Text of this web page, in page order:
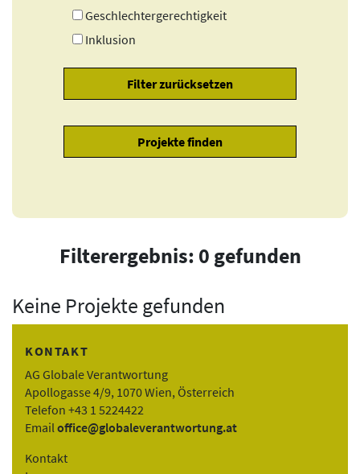
Geschlechtergerechtigkeit
Inklusion
Filterergebnis: 0 gefunden
Keine Projekte gefunden
KONTAKT
AG Globale Verantwortung
Apollogasse 4/9, 1070 Wien, Österreich
Telefon +43 1 5224422
Email office@globaleverantwortung.at
Kontakt